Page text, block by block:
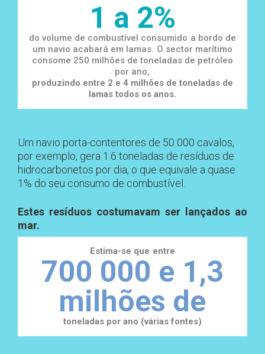
1 a 2%
do volume de combustível consumido a bordo de
um navio acabará em lamas. O sector marítimo
consome 250 milhões de toneladas de petróleo
por ano,
produzindo entre 2 e 4 milhões de toneladas de
lamas todos os anos.
Um navio porta-contentores de 50 000 cavalos,
por exemplo, gera 1.6 toneladas de resíduos de
hidrocarbonetos por dia, o que equivale a quase
1% do seu consumo de combustível.
Estes resíduos costumavam ser lançados ao
mar.
Estima-se que entre
700 000 e 1,3
milhões de
toneladas por ano (várias fontes)